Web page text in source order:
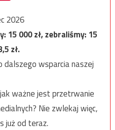
2026
15 000zł, zebraliśmy:15
zł.
dalszego wsparcia naszej
ważne jest przetrwanie
Nie zwlekaj więc,
już od teraz.